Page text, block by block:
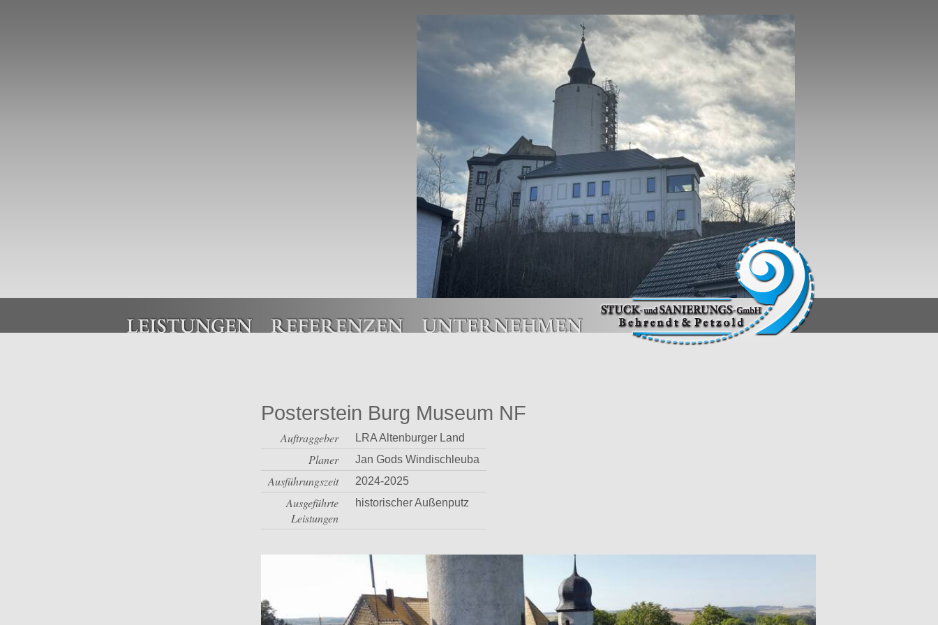
Posterstein Burg Museum NF
Auftraggeber LRA Altenburger Land
Planer Jan Gods Windischleuba
Ausführungszeit 2024-2025
Ausgeführte
Leistungen
historischer Außenputz